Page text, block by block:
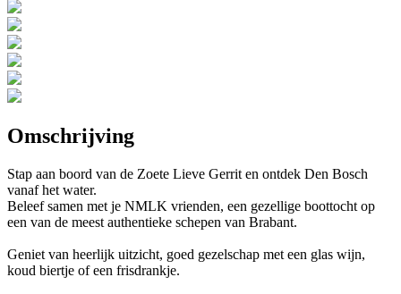
Omschrijving
Stap aan boord van de Zoete Lieve Gerrit en ontdek Den Bosch
vanaf het water.
Beleef samen met je NMLK vrienden, een gezellige boottocht op
een van de meest authentieke schepen van Brabant.
Geniet van heerlijk uitzicht, goed gezelschap met een glas wijn,
koud biertje of een frisdrankje.